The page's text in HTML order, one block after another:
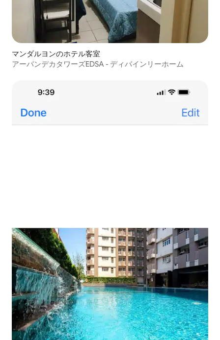
マンダルヨンのホテル客室
アーバンデカタワーズEDSA - ディバインリーホーム